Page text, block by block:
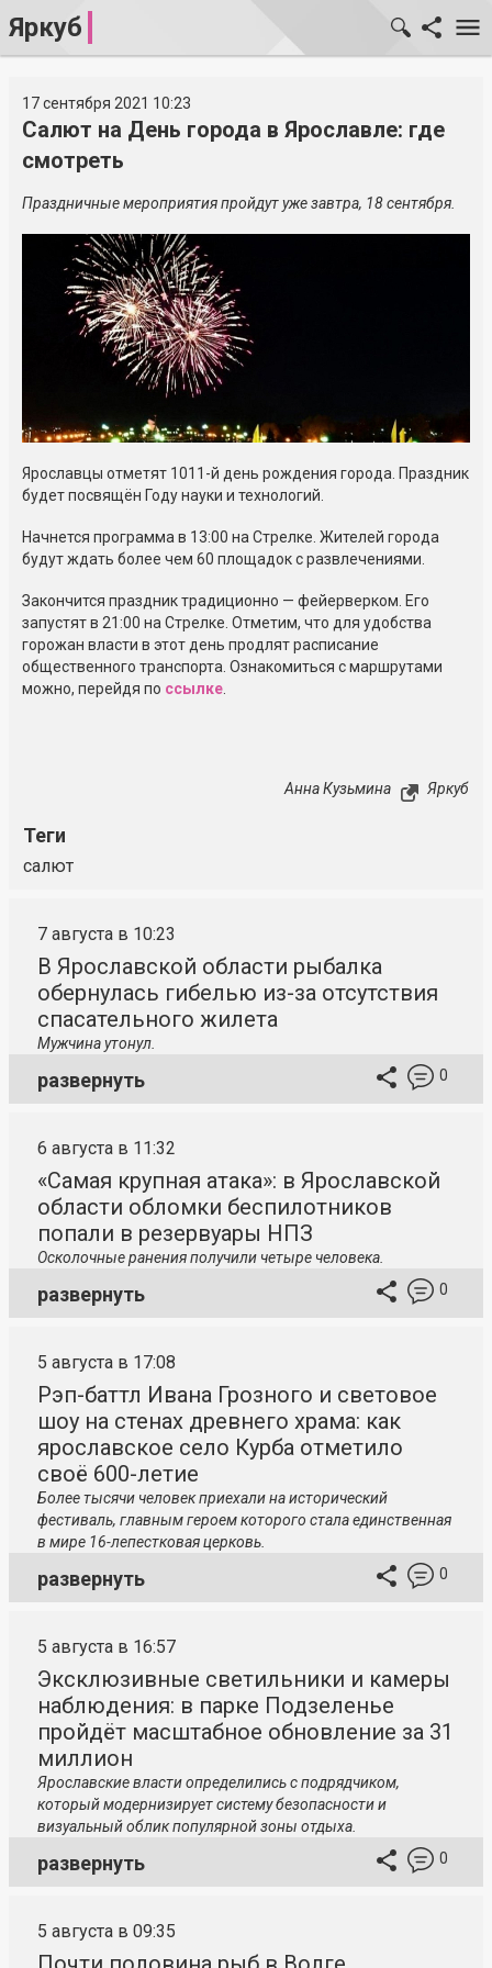
Яркуб
17 сентября 2021 10:23
Салют на День города в Ярославле: где
смотреть
Праздничные мероприятия пройдут уже завтра, 18 сентября.
Ярославцы отметят 1011-й день рождения города. Праздник
будет посвящён Году науки и технологий.
Начнется программа в 13:00 на Стрелке. Жителей города
будут ждать более чем 60 площадок с развлечениями.
Закончится праздник традиционно — фейерверком. Его
запустят в 21:00 на Стрелке. Отметим, что для удобства
горожан власти в этот день продлят расписание
общественного транспорта. Ознакомиться с маршрутами
можно, перейдя по ссылке.
Анна Кузьмина Яркуб
Теги
салют
7 августа в 10:23
В Ярославской области рыбалка
обернулась гибелью из-за отсутствия
спасательного жилета
Мужчина утонул.
развернуть 0
6 августа в 11:32
«Самая крупная атака»: в Ярославской
области обломки беспилотников
попали в резервуары НПЗ
Осколочные ранения получили четыре человека.
развернуть 0
5 августа в 17:08
Рэп-баттл Ивана Грозного и световое
шоу на стенах древнего храма: как
ярославское село Курба отметило
своё 600-летие
Более тысячи человек приехали на исторический
фестиваль, главным героем которого стала единственная
в мире 16-лепестковая церковь.
развернуть 0
5 августа в 16:57
Эксклюзивные светильники и камеры
наблюдения: в парке Подзеленье
пройдёт масштабное обновление за 31
миллион
Ярославские власти определились с подрядчиком,
который модернизирует систему безопасности и
визуальный облик популярной зоны отдыха.
развернуть 0
5 августа в 09:35